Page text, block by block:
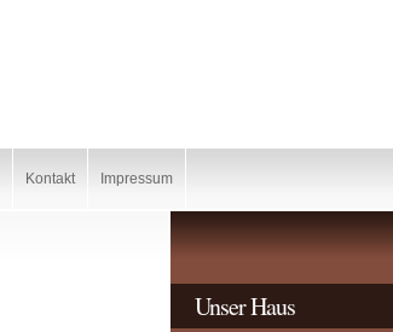
Kontakt Impressum
Unser Haus